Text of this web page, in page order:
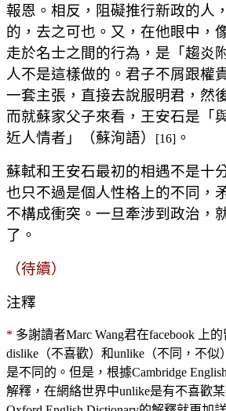
報恩。相反，阻礙推行新政的人
的，去之可也。又，在他眼中，
走於名士之間的行為，是「趨炎
人不是這樣做的。君子不屑跟權
一套主張，直接去說服明君，然
而就蘇家父子來看，王安石是「
近人情者」（蘇洵語）
[16] 。
蘇軾和王安石最初的相遇不是十
也只不過是個人性格上的不同，
不構成衝突。一旦牽涉到政治，
了。
（待續）
注釋
* 多謝讀者Marc Wang君在facebook 上
dislike（不喜歡）和unlike（不同，不
是不同的。但是，根據Cambridge
解釋，在網絡世界中unlike是有不喜歡